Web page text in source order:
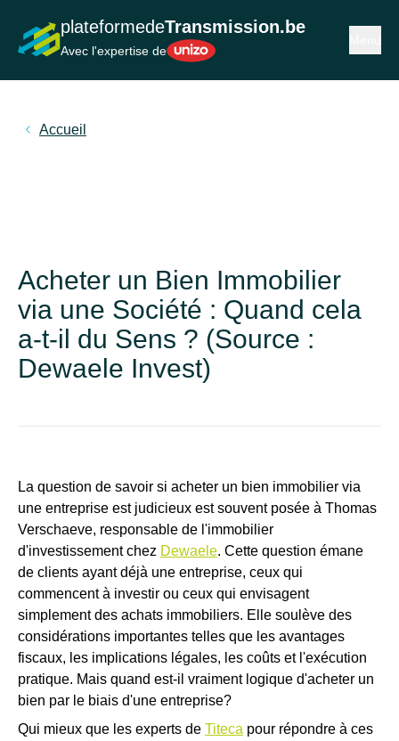
plateformedeTransmission.be
Avec l'expertise deUnizo
Accueil
Acheter un Bien Immobilier
via une Société : Quand cela
a-t-il du Sens ? (Source :
Dewaele Invest)
La question de savoir si acheter un bien immobilier via
une entreprise est judicieux est souvent posée à Thomas
Verschaeve, responsable de l'immobilier
d'investissement chez Dewaele. Cette question émane
de clients ayant déjà une entreprise, ceux qui
commencent à investir ou ceux qui envisagent
simplement des achats immobiliers. Elle soulève des
considérations importantes telles que les avantages
fiscaux, les implications légales, les coûts et l'exécution
pratique. Mais quand est-il vraiment logique d'acheter un
bien par le biais d'une entreprise?
Qui mieux que les experts de Titeca pour répondre à ces